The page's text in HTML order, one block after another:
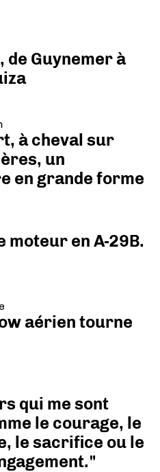
de Guynemer à
à cheval sur
un
en grande forme
moteur en A-29B.
aérien tourne
qui me sont
le courage, le
le sacrifice ou le